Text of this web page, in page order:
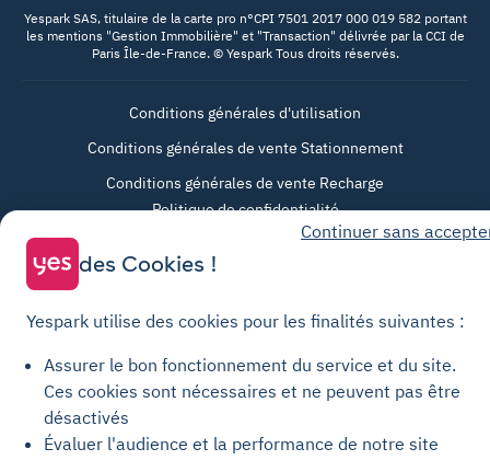
Yespark SAS, titulaire de la carte pro n°CPI 7501 2017 000 019 582 portant
les mentions "Gestion Immobilière" et "Transaction" délivrée par la CCI de
Paris Île-de-France. © Yespark Tous droits réservés.
Conditions générales d'utilisation
Conditions générales de vente Stationnement
Conditions générales de vente Recharge
Politique de confidentialité
Politique relative aux cookies
Mentions légales
Continuer sans
des Cookies !
Yespark utilise des cookies pour les finalités suivantes :
Assurer le bon fonctionnement du service et du site.
Ces cookies sont nécessaires et ne peuvent pas être
désactivés
Évaluer l'audience et la performance de notre site